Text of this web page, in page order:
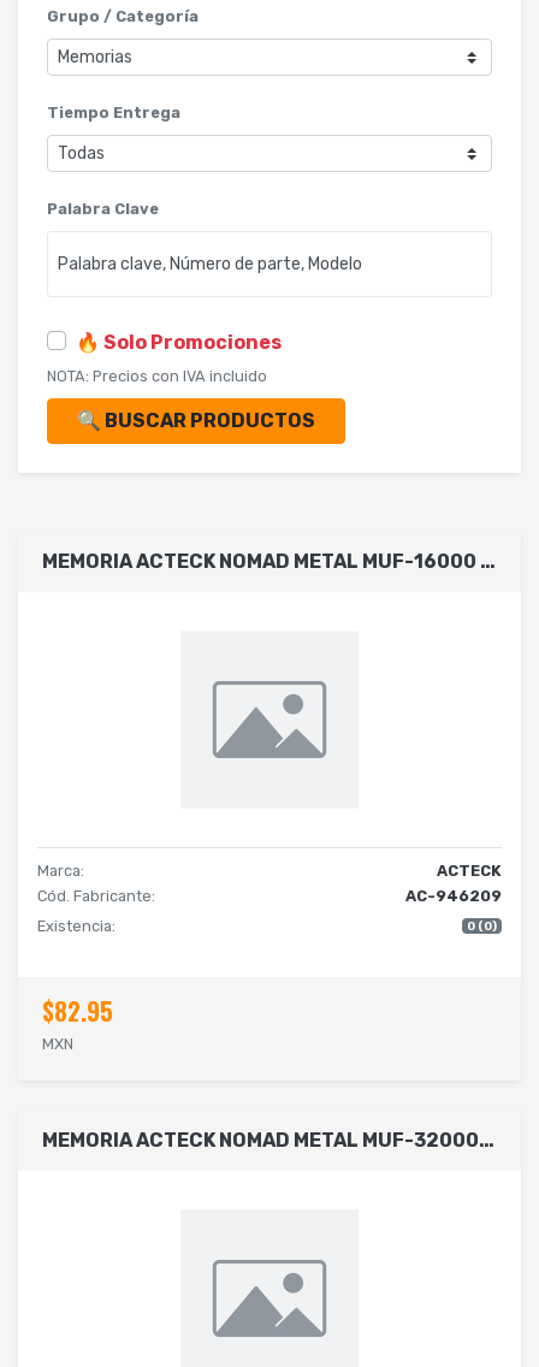
Grupo / Categoría
Tiempo Entrega
Palabra Clave
🔥 Solo Promociones
NOTA: Precios con IVA incluido
🔍 BUSCAR PRODUCTOS
MEMORIA ACTECK NOMAD METAL MUF-16000 / 16GB / USB 2.0 / METALICA PLATEADA / AC-946209
Marca:
ACTECK
Cód. Fabricante:
AC-946209
Existencia:
0 (0)
$82.95
MXN
MEMORIA ACTECK NOMAD METAL MUF-32000 / 32GB / USB 2.0 / METALICA PLATEADA / AC-946216